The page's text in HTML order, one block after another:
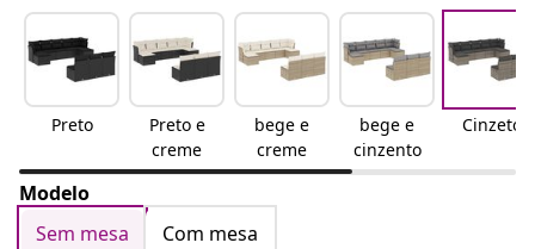
Preto
Preto e
creme
bege e
creme
bege e
cinzento
Cinzeto
Modelo
Sem mesa
Com mesa